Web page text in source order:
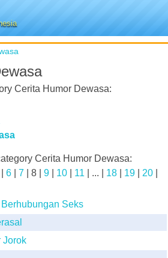
Cerita Humor Dewasa:
Cerita Humor Dewasa:
6 7 8 9 10 11 | ... | 18 19 20
Seks
Jorok